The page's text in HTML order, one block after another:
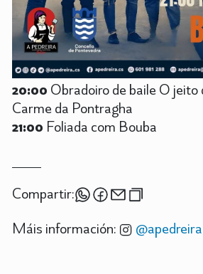
20:00 Obradoiro de baile O
Carme da Pontragha
21:00 Foliada com Bouba
Compartir:
Máis información: